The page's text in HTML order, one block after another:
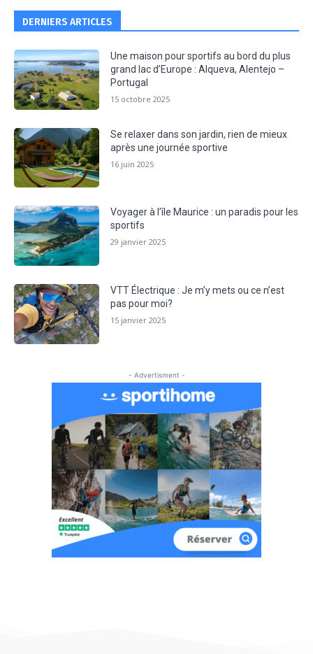
DERNIERS ARTICLES
Une maison pour sportifs au bord du plus
grand lac d’Europe : Alqueva, Alentejo –
Portugal
15 octobre 2025
Se relaxer dans son jardin, rien de mieux
après une journée sportive
16 juin 2025
Voyager à l’île Maurice : un paradis pour les
sportifs
29 janvier 2025
VTT Électrique : Je m’y mets ou ce n’est
pas pour moi?
15 janvier 2025
- Advertisment -